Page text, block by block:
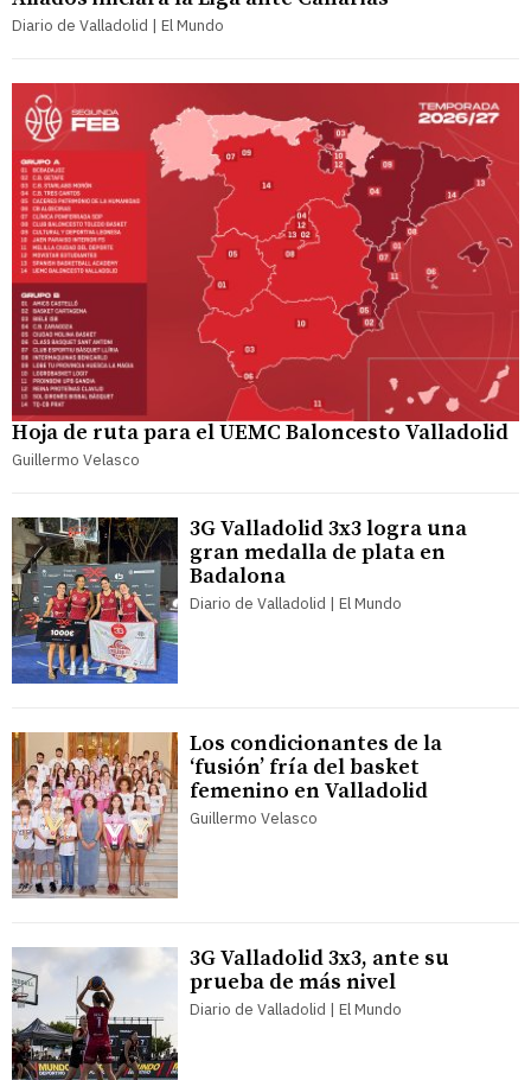
Diario de Valladolid | El Mundo
Hoja de ruta para el UEMC Baloncesto Valladolid
Guillermo Velasco
3G Valladolid 3x3 logra una
gran medalla de plata en
Badalona
Diario de Valladolid | El Mundo
Los condicionantes de la
‘fusión’ fría del basket
femenino en Valladolid
Guillermo Velasco
3G Valladolid 3x3, ante su
prueba de más nivel
Diario de Valladolid | El Mundo